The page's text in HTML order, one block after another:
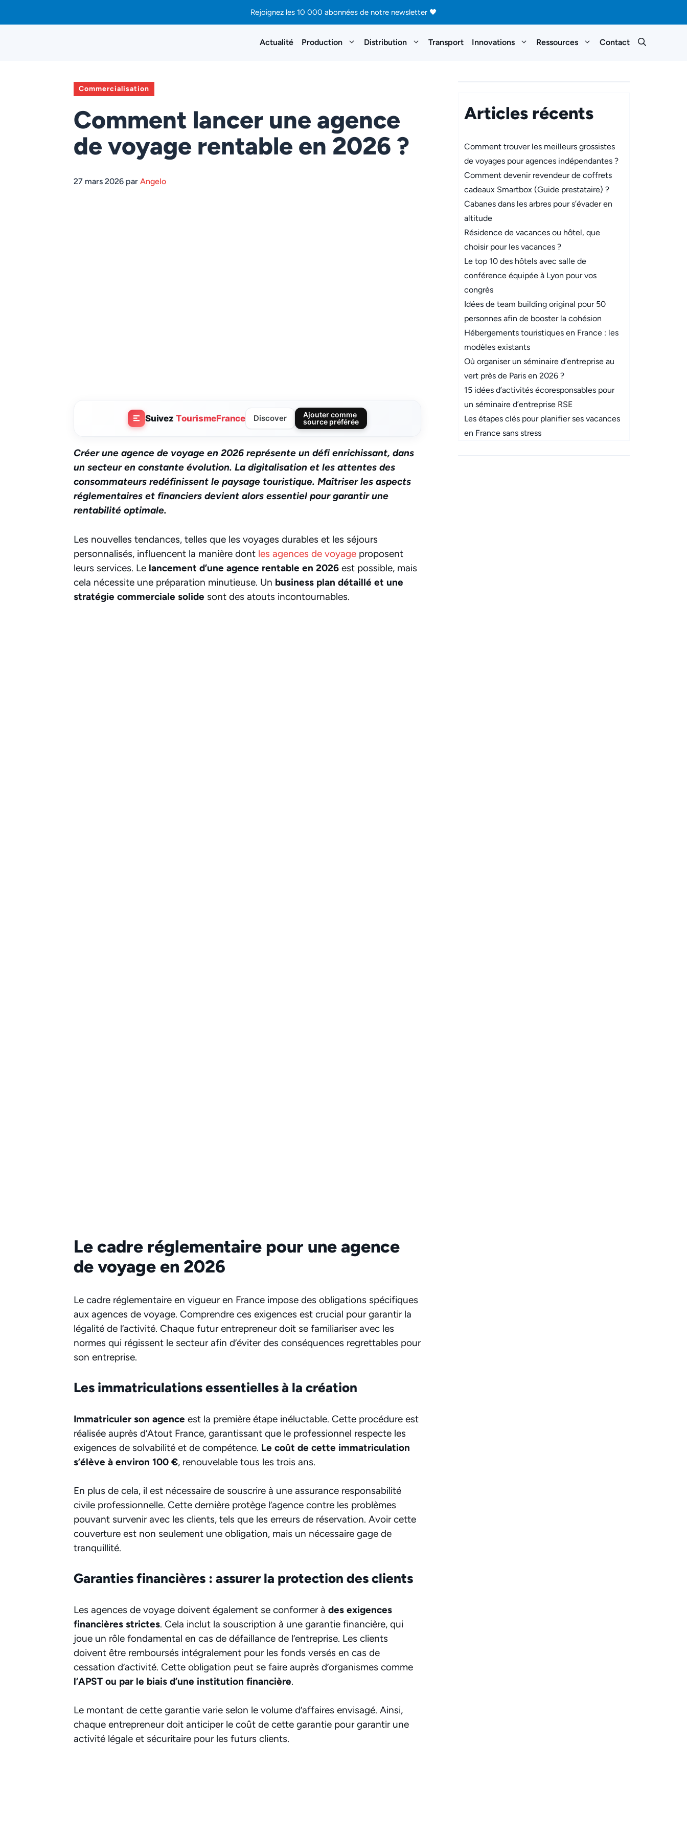
Rejoignez les 10 000 abonnées de notre newsletter 🖤
Actualité Production Distribution Transport Innovations Ressources Contact
Commercialisation
Comment lancer une agence
de voyage rentable en 2026 ?
27 mars 2026 par Angelo
Suivez TourismeFrance Discover
Ajouter comme
source préférée
Créer une agence de voyage en 2026 représente un défi enrichissant, dans
un secteur en constante évolution. La digitalisation et les attentes des
consommateurs redéfinissent le paysage touristique. Maîtriser les aspects
réglementaires et financiers devient alors essentiel pour garantir une
rentabilité optimale.
Les nouvelles tendances, telles que les voyages durables et les séjours
personnalisés, influencent la manière dont les agences de voyage proposent
leurs services. Le lancement d’une agence rentable en 2026 est possible, mais
cela nécessite une préparation minutieuse. Un business plan détaillé et une
stratégie commerciale solide sont des atouts incontournables.
Le cadre réglementaire pour une agence
de voyage en 2026
Le cadre réglementaire en vigueur en France impose des obligations spécifiques
aux agences de voyage. Comprendre ces exigences est crucial pour garantir la
légalité de l’activité. Chaque futur entrepreneur doit se familiariser avec les
normes qui régissent le secteur afin d’éviter des conséquences regrettables pour
son entreprise.
Les immatriculations essentielles à la création
Immatriculer son agence est la première étape inéluctable. Cette procédure est
réalisée auprès d’Atout France, garantissant que le professionnel respecte les
exigences de solvabilité et de compétence. Le coût de cette immatriculation
s’élève à environ 100 €, renouvelable tous les trois ans.
En plus de cela, il est nécessaire de souscrire à une assurance responsabilité
civile professionnelle. Cette dernière protège l’agence contre les problèmes
pouvant survenir avec les clients, tels que les erreurs de réservation. Avoir cette
couverture est non seulement une obligation, mais un nécessaire gage de
tranquillité.
Garanties financières : assurer la protection des clients
Les agences de voyage doivent également se conformer à des exigences
financières strictes. Cela inclut la souscription à une garantie financière, qui
joue un rôle fondamental en cas de défaillance de l’entreprise. Les clients
doivent être remboursés intégralement pour les fonds versés en cas de
cessation d’activité. Cette obligation peut se faire auprès d’organismes comme
l’APST ou par le biais d’une institution financière.
Le montant de cette garantie varie selon le volume d’affaires envisagé. Ainsi,
chaque entrepreneur doit anticiper le coût de cette garantie pour garantir une
activité légale et sécuritaire pour les futurs clients.
Articles récents
Comment trouver les meilleurs grossistes
de voyages pour agences indépendantes ?
Comment devenir revendeur de coffrets
cadeaux Smartbox (Guide prestataire) ?
Cabanes dans les arbres pour s’évader en
altitude
Résidence de vacances ou hôtel, que
choisir pour les vacances ?
Le top 10 des hôtels avec salle de
conférence équipée à Lyon pour vos
congrès
Idées de team building original pour 50
personnes afin de booster la cohésion
Hébergements touristiques en France : les
modèles existants
Où organiser un séminaire d’entreprise au
vert près de Paris en 2026 ?
15 idées d’activités écoresponsables pour
un séminaire d’entreprise RSE
Les étapes clés pour planifier ses vacances
en France sans stress